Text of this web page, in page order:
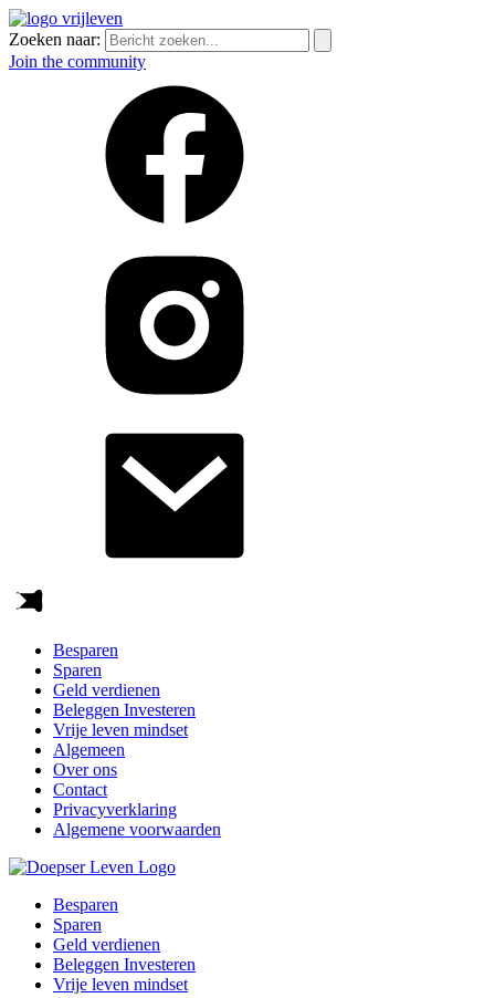
Zoeken naar:
Join the community
Besparen
Sparen
Geld verdienen
Beleggen Investeren
Vrije leven mindset
Algemeen
Over ons
Contact
Privacyverklaring
Algemene voorwaarden
Besparen
Sparen
Geld verdienen
Beleggen Investeren
Vrije leven mindset